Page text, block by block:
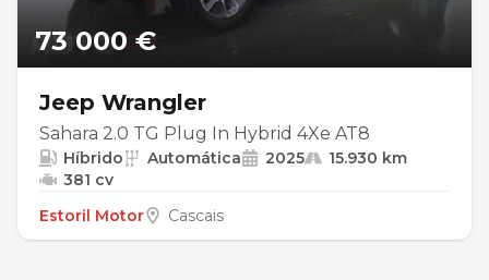
73 000 €
Jeep Wrangler
Sahara 2.0 TG Plug In Hybrid 4Xe AT8
Híbrido Automática 2025
15.930 km
381 cv
Estoril Motor
Cascais